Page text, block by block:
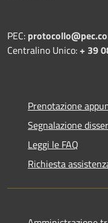
PEC:
Centralino Unico:+ 39
Prenotazione
Segnalazione
Leggi le FAQ
Richiesta